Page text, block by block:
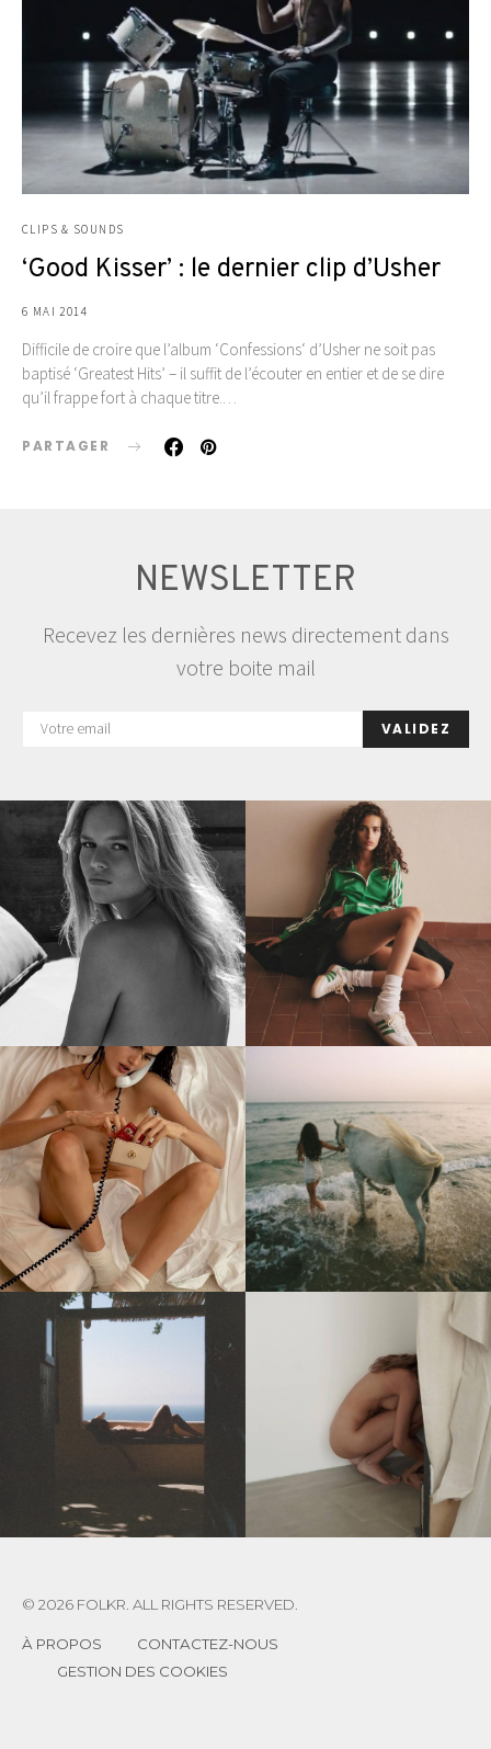
CLIPS & SOUNDS
‘Good Kisser’ : le dernier clip d’Usher
6 MAI 2014
Difficile de croire que l’album ‘Confessions‘ d’Usher ne soit pas
baptisé ‘Greatest Hits’ – il suffit de l’écouter en entier et de se dire
qu’il frappe fort à chaque titre.…
PARTAGER
NEWSLETTER
Recevez les dernières news directement dans
votre boite mail
VALIDEZ
© 2026 FOLKR. ALL RIGHTS RESERVED.
À PROPOS
CONTACTEZ-NOUS
GESTION DES COOKIES